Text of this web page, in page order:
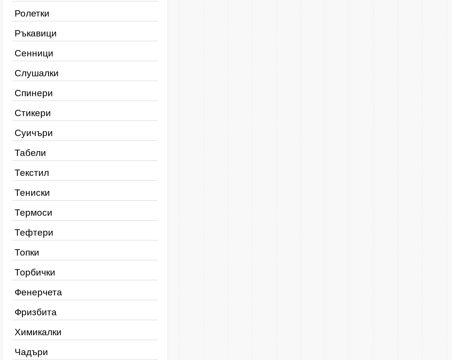
Ролетки
Ръкавици
Сенници
Слушалки
Спинери
Стикери
Суичъри
Табели
Текстил
Тениски
Термоси
Тефтери
Топки
Торбички
Фенерчета
Фризбита
Химикалки
Чадъри